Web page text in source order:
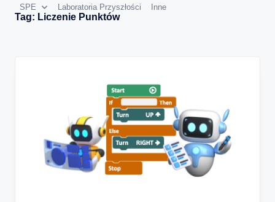
SPE Laboratoria Przyszłości Inne
Tag: Liczenie Punktów